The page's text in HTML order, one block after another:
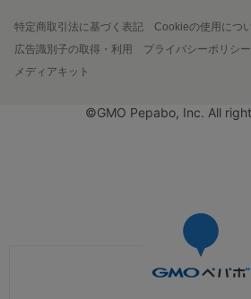
特定商取引法に基づく表記
Cookieの使用につ
広告識別子の取得・利用
プライバシーポリシー
メディアキット
©GMO Pepabo, Inc. All